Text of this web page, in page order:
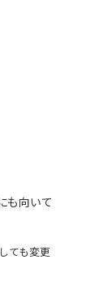
も向いて
ても変更